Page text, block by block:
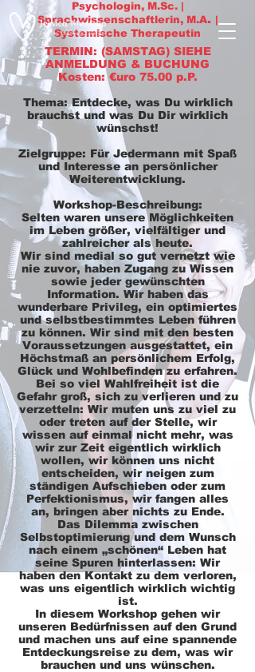
Psychologin, M.Sc. |
Sprachwissenschaftlerin, M.A. |
Systemische Therapeutin
TERMIN: (SAMSTAG) SIEHE
ANMELDUNG & BUCHUNG
Kosten: €uro 75.00 p.P.
Thema:Entdecke, was Du wirklich
brauchst und was Du Dir wirklich
wünschst!
Zielgruppe: Für Jedermann mit Spaß
und Interesse an persönlicher
Weiterentwicklung.
Workshop-Beschreibung:
Selten waren unsere Möglichkeiten
im Leben größer, vielfältiger und
zahlreicher als heute.
Wir sind medial so gut vernetzt wie
nie zuvor, haben Zugang zu Wissen
sowie jeder gewünschten
Information. Wir haben das
wunderbare Privileg, ein optimiertes
und selbstbestimmtes Leben führen
zu können. Wir sind mit den besten
Voraussetzungen ausgestattet, ein
Höchstmaß an persönlichem Erfolg,
Glück und Wohlbefinden zu erfahren.
Bei so viel Wahlfreiheit ist die
Gefahr groß, sich zu verlieren und zu
verzetteln: Wir muten uns zu viel zu
oder treten auf der Stelle, wir
wissen auf einmal nicht mehr, was
wir zur Zeit eigentlich wirklich
wollen, wir können uns nicht
entscheiden, wir neigen zum
ständigen Aufschieben oder zum
Perfektionismus, wir fangen alles
an, bringen aber nichts zu Ende.
Das Dilemma zwischen
Selbstoptimierung und dem Wunsch
nach einem „schönen“ Leben hat
seine Spuren hinterlassen: Wir
haben den Kontakt zu dem verloren,
was uns eigentlich wirklich wichtig
ist.
In diesem Workshop gehen wir
unseren Bedürfnissen auf den Grund
und machen uns auf eine spannende
Entdeckungsreise zu dem, was wir
brauchen und uns wünschen.